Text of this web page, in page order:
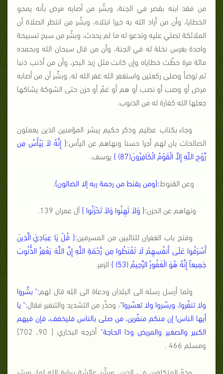
من فقد ابنه بقصر في الجنة، وبشّر من أصابه مرض بأنه يمحو
الخطايا، وأن من أراد الله به خيرا ابتلاه، وبشّر من انتظر الصلاة أن
الملائكة تصلي عليه وتدعو له ما لم يحدث، وبشّر من سبح تسبيحة
واحدة بغرس نخلة له في الجنة، وأن من قال سبحان الله وبحمده
مائة مرة حطّت خطاياه وإن كانت مثل زبد البحر، وأن من أذنب ذنبا
ثم توضأ وصلى ركعتين واستغفر الله غفر الله له، وبشّر أن من أصابه
مرض أو وصب أو نصب أو هم أو غمّ أو حزن حتى الشوكة يشاكها
جعلها الله كفارة له من الذنوب.
وجاء بكتاب عظيم وذكر حكيم يبشر المؤمنين الذين يعملون
الصالحات بان لهم أجرا حسنا ونهاهم عن اليأس:{ إِنَّهُ لاَ يَيْأَسُ مِن
رَّوْحِ اللّهِ إِلاَّ الْقَوْمُ الْكَافِرُونَ(87)
} يوسف.
وعن القنوط:{ومن يقنط من رحمة ربه إلا الضالون}.
ونهاهم عن الحزن:{ وَلاَ تَهِنُوا وَلاَ تَحْزَنُوا }آل عمران 139.
وفتح باب الغفران للتائبين من المسرفين:{قُلْ يَا عِبَادِيَ الَّذِينَ
أَسْرَفُوا عَلَى أَنفُسِهِمْ لَا تَقْنَطُوا مِن رَّحْمَةِ اللَّهِ إِنَّ اللَّهَ يَغْفِرُ الذُّنُوبَ
جَمِيعاً إِنَّهُ هُوَ الْغَفُورُ الرَّحِيمُ (53)
} الزمر.
ولما أرسل رسله الى البلدان ودعاة الى الله قال لهم:" بشّروا
ولا تنفّروا، ويسّروا ولا تعسّروا"، وحذّر من التشديد والتنفير فقال:" يا
أيها الناس! إن منكم منفّرين، من صلى بالناس فليخفف، فإن فيهم
الكبير والصغير والمريض وذا الحاجة"
أخرجه البخاري [ 90، 702]
ومسلم 466 .
وذمّ المتكلفين في الدين، وبشّر عائشة ببراءة الله لها، وبشر